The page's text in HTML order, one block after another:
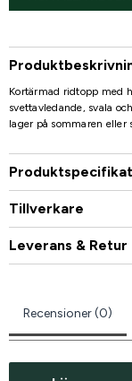
Kortärmad ridtopp med
svettavledande, svala
lager på sommaren eller
Tillverkare
Leverans & Retur
Recensioner (0)